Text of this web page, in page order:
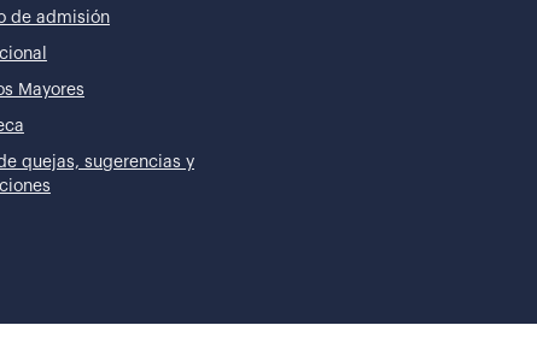
de admisión
Mayores
quejas, sugerencias y